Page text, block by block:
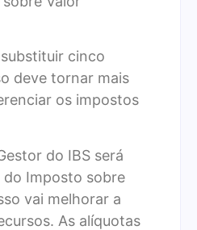
cinco
deve tornar mais
os impostos
do IBS será
Imposto sobre
vai melhorar a
As alíquotas